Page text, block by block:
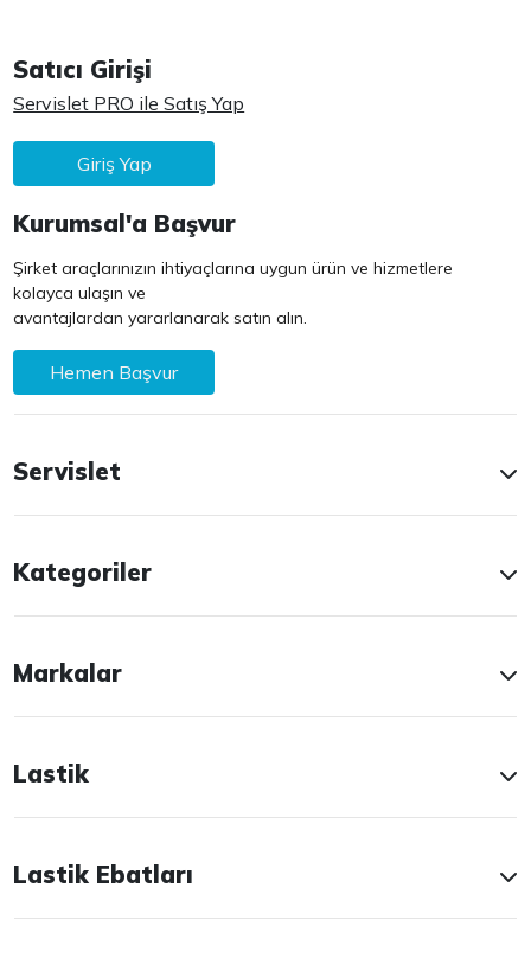
Satıcı Girişi
Servislet PRO ile Satış Yap
Giriş Yap
Kurumsal'a Başvur
Şirket araçlarınızın ihtiyaçlarına uygun ürün ve hizmetlere
kolayca ulaşın ve
avantajlardan yararlanarak satın alın.
Hemen Başvur
Servislet
Kategoriler
Markalar
Lastik
Lastik Ebatları